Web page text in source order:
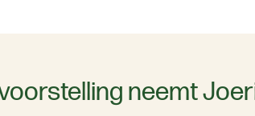
neemt